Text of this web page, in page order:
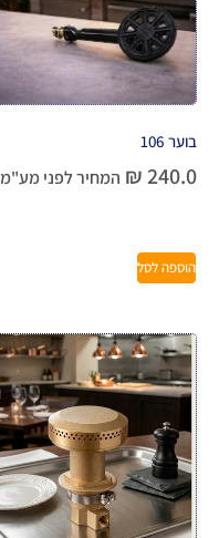
בוער 106
₪240.0 המחיר לפני מע"מ
הוספה לסל